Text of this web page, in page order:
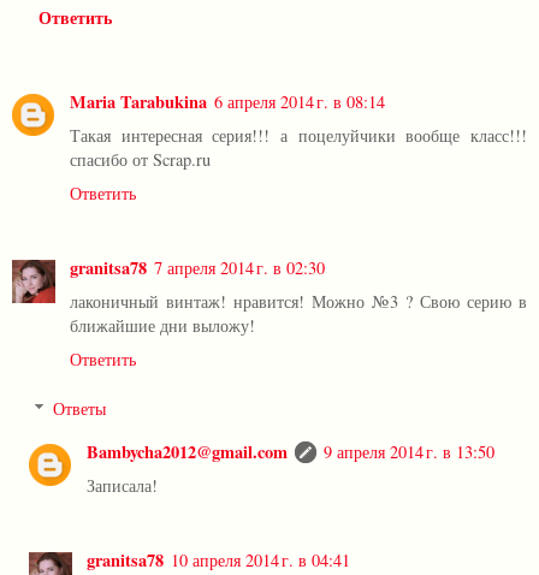
Ответить
Maria Tarabukina 6 апреля 2014 г. в 08:14
Такая интересная серия!!! а поцелуйчики вообще класс!!!
спасибо от Scrap.ru
Ответить
granitsa78 7 апреля 2014 г. в 02:30
лаконичный винтаж! нравится! Можно №3 ? Свою серию в
ближайшие дни выложу!
Ответить
Ответы
Bambycha2012@gmail.com
9 апреля 2014 г. в 13:50
Записала!
granitsa78 10 апреля 2014 г. в 04:41